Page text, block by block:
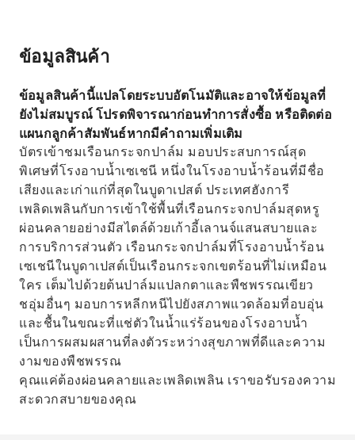
ข้อมูลสินค้า
ข้อมูลสินค้านี้แปลโดยระบบอัตโนมัติและอาจให้ข้อมูลที่
ยังไม่สมบูรณ์ โปรดพิจารณาก่อนทำการสั่งซื้อ หรือติดต่อ
แผนกลูกค้าสัมพันธ์หากมีคำถามเพิ่มเติม
บัตรเข้าชมเรือนกระจกปาล์ม มอบประสบการณ์สุด
พิเศษที่โรงอาบน้ำเซเชนี หนึ่งในโรงอาบน้ำร้อนที่มีชื่อ
เสียงและเก่าแก่ที่สุดในบูดาเปสต์ ประเทศฮังการี
เพลิดเพลินกับการเข้าใช้พื้นที่เรือนกระจกปาล์มสุดหรู
ผ่อนคลายอย่างมีสไตล์ด้วยเก้าอี้เลานจ์แสนสบายและ
การบริการส่วนตัว เรือนกระจกปาล์มที่โรงอาบน้ำร้อน
เซเชนีในบูดาเปสต์เป็นเรือนกระจกเขตร้อนที่ไม่เหมือน
ใคร เต็มไปด้วยต้นปาล์มแปลกตาและพืชพรรณเขียว
ชอุ่มอื่นๆ มอบการหลีกหนีไปยังสภาพแวดล้อมที่อบอุ่น
และชื้นในขณะที่แช่ตัวในน้ำแร่ร้อนของโรงอาบน้ำ
เป็นการผสมผสานที่ลงตัวระหว่างสุขภาพที่ดีและความ
งามของพืชพรรณ
คุณแค่ต้องผ่อนคลายและเพลิดเพลิน เราขอรับรองความ
สะดวกสบายของคุณ